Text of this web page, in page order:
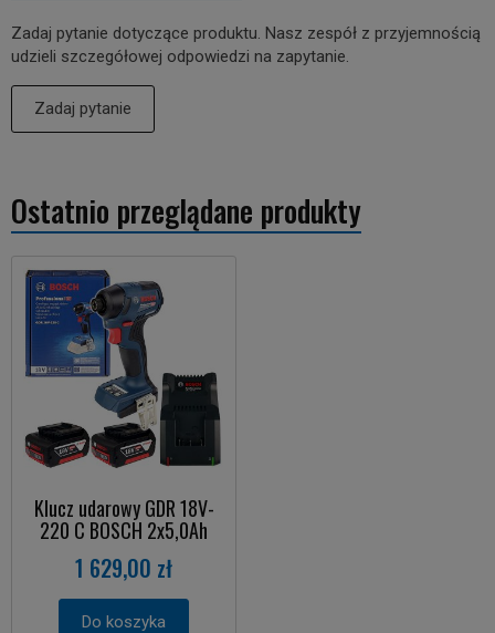
Zadaj pytanie dotyczące produktu. Nasz zespół z przyjemnością
udzieli szczegółowej odpowiedzi na zapytanie.
Zadaj pytanie
Ostatnio przeglądane produkty
Klucz udarowy GDR 18V-
220 C BOSCH 2x5,0Ah
1 629,00 zł
Do koszyka